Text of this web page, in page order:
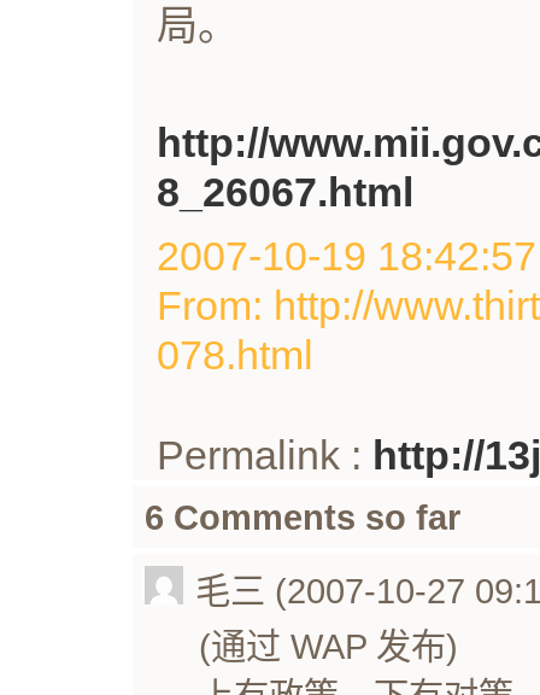
局。
http://
8_26067.html
2007-10-19
From: http://
078.html
Permalink : http://
6 Comments so far
毛三 (2007-10-27
(通过 WAP 发布)